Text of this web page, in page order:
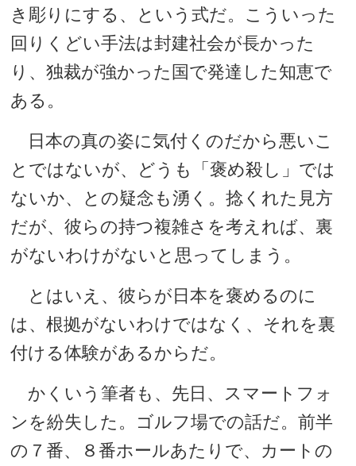
き彫りにする、という式だ。こういった
回りくどい手法は封建社会が長かった
り、独裁が強かった国で発達した知恵で
ある。
日本の真の姿に気付くのだから悪いこ
とではないが、どうも「褒め殺し」では
ないか、との疑念も湧く。捻くれた見方
だが、彼らの持つ複雑さを考えれば、裏
がないわけがないと思ってしまう。
とはいえ、彼らが日本を褒めるのに
は、根拠がないわけではなく、それを裏
付ける体験があるからだ。
かくいう筆者も、先日、スマートフォ
ンを紛失した。ゴルフ場での話だ。前半
の７番、８番ホールあたりで、カートの